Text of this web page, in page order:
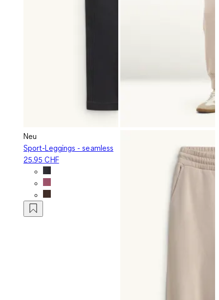
Neu
Sport-Leggings - seamless
25.95 CHF